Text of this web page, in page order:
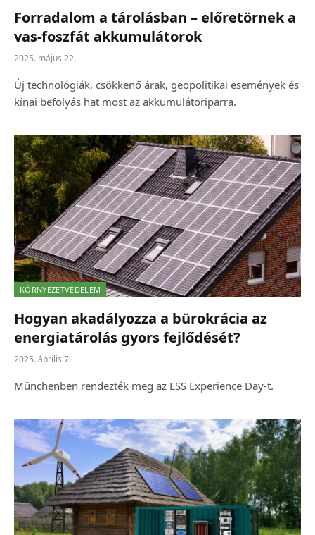
Forradalom a tárolásban – előretörnek a
vas-foszfát akkumulátorok
2025. május 22.
Új technológiák, csökkenő árak, geopolitikai események és
kínai befolyás hat most az akkumulátoriparra.
KÖRNYEZETVÉDELEM
Hogyan akadályozza a bürokrácia az
energiatárolás gyors fejlődését?
2025. április 7.
Münchenben rendezték meg az ESS Experience Day-t.